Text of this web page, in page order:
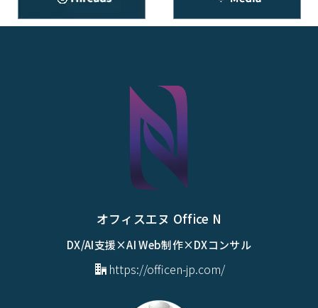
オフィスエヌ Office N
DX/AI支援×AI Web制作×DXコンサル
https://officen-jp.com/